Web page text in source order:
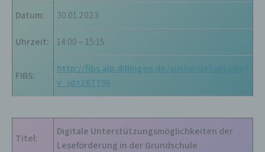
Datum: 30.01.2023
Uhrzeit: 14:00 – 15:15
FIBS:
http://fibs.alp.dillingen.de/suche/details.php?
v_id=267796
Titel:
Digitale Unterstützungsmöglichkeiten der
Leseförderung in der Grundschule
Person freiwillig für den bestimmten Fall in
informierter Weise und unmissverständlich
Verarbeitung der sie betreffenden
personenbezogenen Daten einverstanden ist.